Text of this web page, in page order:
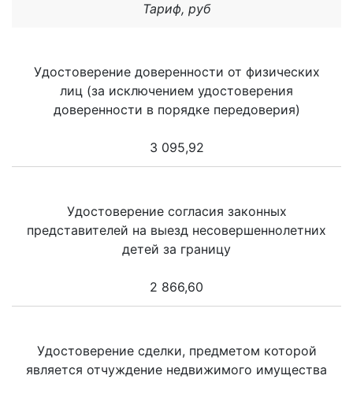
Тариф, руб
Удостоверение доверенности от физических
лиц (за исключением удостоверения
доверенности в порядке передоверия)
3 095,92
Удостоверение согласия законных
представителей на выезд несовершеннолетних
детей за границу
2 866,60
Удостоверение сделки, предметом которой
является отчуждение недвижимого имущества